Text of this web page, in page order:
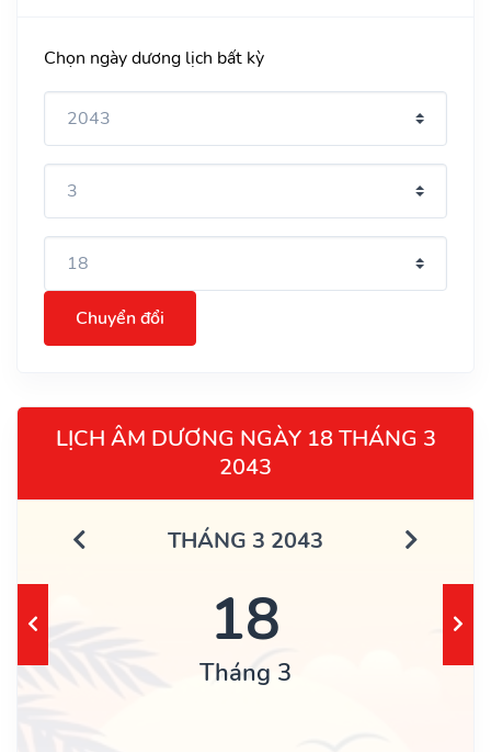
Chọn ngày dương lịch bất kỳ
Chuyển đổi
LỊCH ÂM DƯƠNG NGÀY 18 THÁNG 3
2043
THÁNG 3 2043
18
Tháng 3